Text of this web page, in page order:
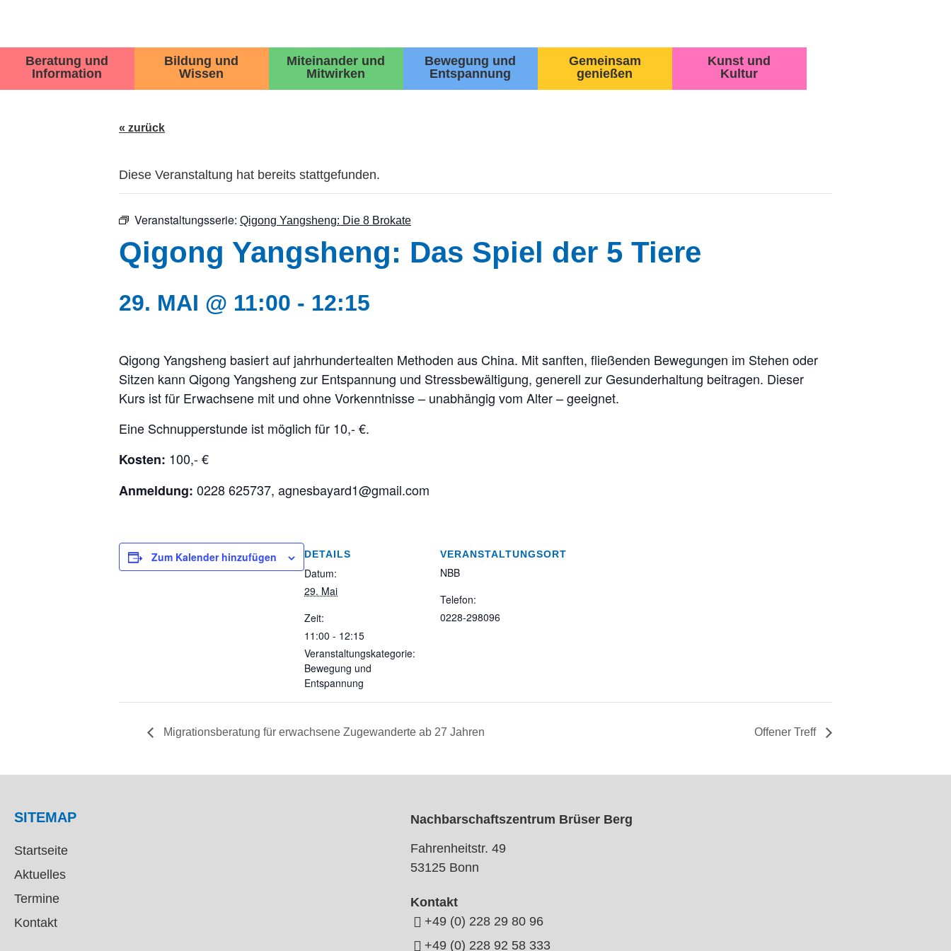
Beratung und
Information
Bildung und
Wissen
Miteinander und
Mitwirken
Bewegung und
Entspannung
Gemeinsam
genießen
Kunst und
Kultur
« zurück
Diese Veranstaltung hat bereits stattgefunden.
Veranstaltungsserie: Qigong Yangsheng: Die 8 Brokate
Qigong Yangsheng: Das Spiel der 5 Tiere
29. MAI @ 11:00 - 12:15
Qigong Yangsheng basiert auf jahrhundertealten Methoden aus China. Mit sanften, fließenden Bewegungen im Stehen oder
Sitzen kann Qigong Yangsheng zur Entspannung und Stressbewältigung, generell zur Gesunderhaltung beitragen. Dieser
Kurs ist für Erwachsene mit und ohne Vorkenntnisse – unabhängig vom Alter – geeignet.
Eine Schnupperstunde ist möglich für 10,- €.
Kosten: 100,- €
Anmeldung: 0228 625737, agnesbayard1@gmail.com
Zum Kalender hinzufügen DETAILS
Datum:
29. Mai
Zeit:
11:00 - 12:15
Veranstaltungskategorie:
Bewegung und
Entspannung
VERANSTALTUNGSORT
NBB
Telefon:
0228-298096
Migrationsberatung für erwachsene Zugewanderte ab 27 Jahren Offener Treff
SITEMAP
Startseite
Aktuelles
Termine
Kontakt
Nachbarschaftszentrum Brüser Berg
Fahrenheitstr. 49
53125 Bonn
Kontakt
+49 (0) 228 29 80 96
+49 (0) 228 92 58 333